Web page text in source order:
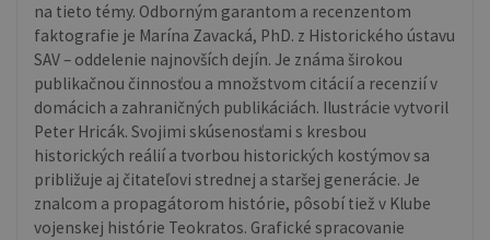
na tieto témy. Odborným garantom a recenzentom
faktografie je Marína Zavacká, PhD. z Historického ústavu
SAV – oddelenie najnovších dejín. Je známa širokou
publikačnou činnosťou a množstvom citácií a recenzií v
domácich a zahraničných publikáciách. Ilustrácie vytvoril
Peter Hricák. Svojimi skúsenosťami s kresbou
historických reálií a tvorbou historických kostýmov sa
približuje aj čitateľovi strednej a staršej generácie. Je
znalcom a propagátorom histórie, pôsobí tiež v Klube
vojenskej histórie Teokratos. Grafické spracovanie